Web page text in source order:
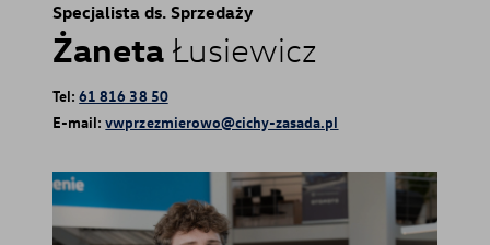
Specjalista ds. Sprzedaży
Żaneta Łusiewicz
Tel:61 816 38 50
E-mail:vwprzezmierowo@cichy-zasada.pl